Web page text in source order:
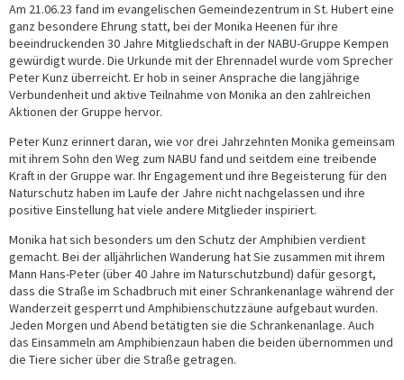
Am 21.06.23 fand im evangelischen Gemeindezentrum in St. Hubert eine
ganz besondere Ehrung statt, bei der Monika Heenen für ihre
beeindruckenden 30 Jahre Mitgliedschaft in der NABU-Gruppe Kempen
gewürdigt wurde. Die Urkunde mit der Ehrennadel wurde vom Sprecher
Peter Kunz überreicht. Er hob in seiner Ansprache die langjährige
Verbundenheit und aktive Teilnahme von Monika an den zahlreichen
Aktionen der Gruppe hervor.
Peter Kunz erinnert daran, wie vor drei Jahrzehnten Monika gemeinsam
mit ihrem Sohn den Weg zum NABU fand und seitdem eine treibende
Kraft in der Gruppe war. Ihr Engagement und ihre Begeisterung für den
Naturschutz haben im Laufe der Jahre nicht nachgelassen und ihre
positive Einstellung hat viele andere Mitglieder inspiriert.
Monika hat sich besonders um den Schutz der Amphibien verdient
gemacht. Bei der alljährlichen Wanderung hat Sie zusammen mit ihrem
Mann Hans-Peter (über 40 Jahre im Naturschutzbund) dafür gesorgt,
dass die Straße im Schadbruch mit einer Schrankenanlage während der
Wanderzeit gesperrt und Amphibienschutzzäune aufgebaut wurden.
Jeden Morgen und Abend betätigten sie die Schrankenanlage. Auch
das Einsammeln am Amphibienzaun haben die beiden übernommen und
die Tiere sicher über die Straße getragen.